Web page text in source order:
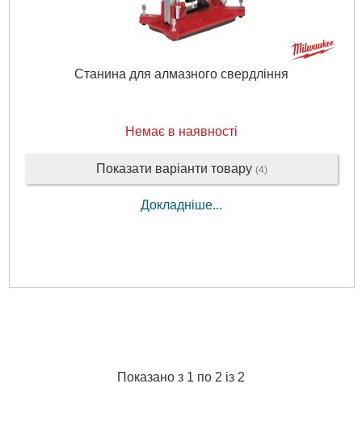
Станина для алмазного свердління
Немає в наявності
Показати варіанти товару (4)
Докладніше...
Показано з 1 по 2 із 2